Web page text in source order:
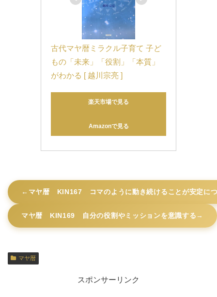
古代マヤ暦ミラクル子育て 子ど
もの「未来」「役割」「本質」
がわかる [ 越川宗亮 ]
楽天市場で見る
Amazonで見る
マヤ暦 KIN167 コマのように動き続けることが安定に
マヤ暦 KIN169 自分の役割やミッションを意識する
マヤ暦
スポンサーリンク